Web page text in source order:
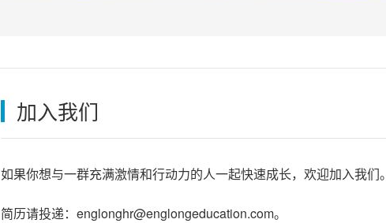
加入我们
如果你想与一群充满激情和行动力的人一起快速成长，欢迎加入我们。
简历请投递：englonghr@englongeducation.com。